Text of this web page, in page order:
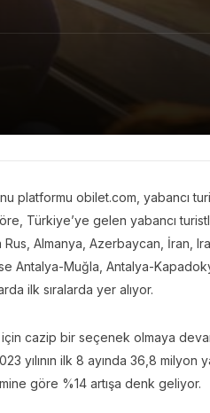
platformu obilet.com, yabancı
Türkiye’ye gelen yabancı
Rus, Almanya, Azerbaycan, İran,
Antalya-Muğla, Antalya-
ilk sıralarda yer alıyor.
cazip bir seçenek olmaya
yılının ilk 8 ayında 36,8 milyon
göre %14 artışa denk geliyor.